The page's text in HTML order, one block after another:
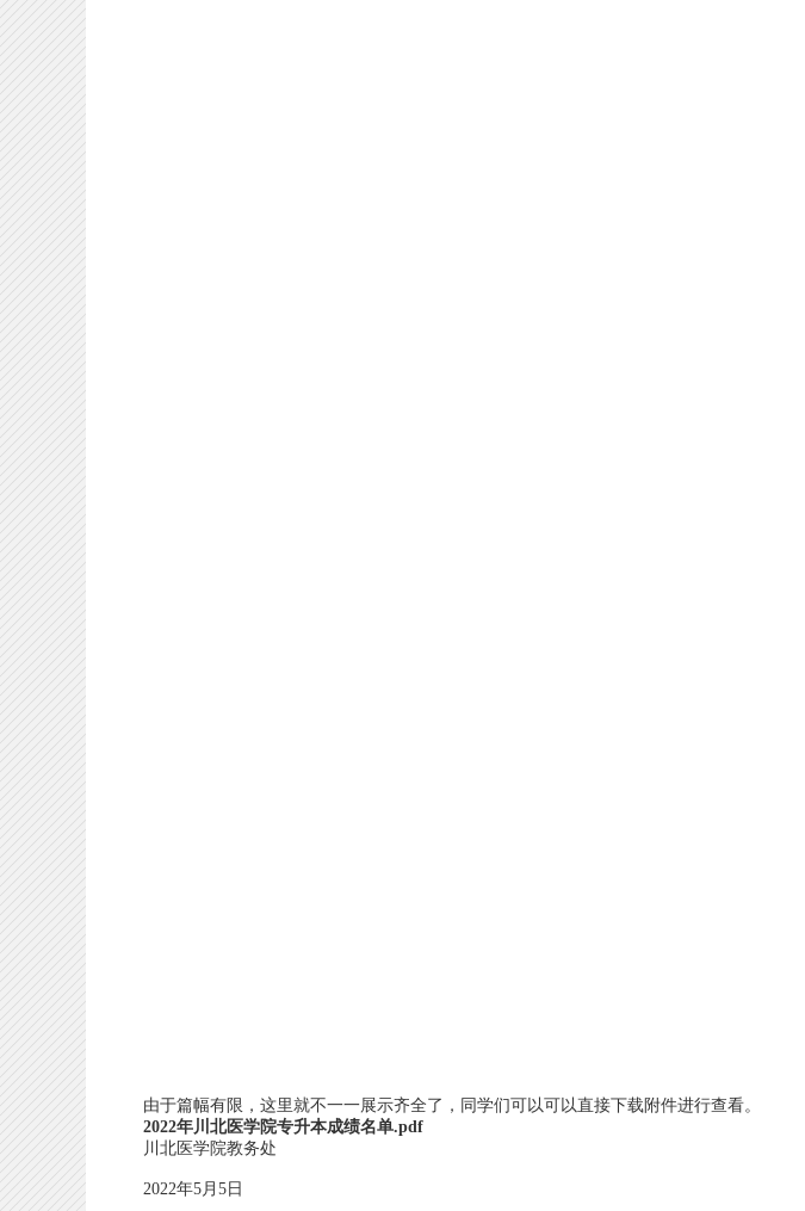
由于篇幅有限，这里就不一一展示齐全了，同学们可以可以直接下载附件进行查看。
2022年川北医学院专升本成绩名单.pdf
川北医学院教务处
2022年5月5日